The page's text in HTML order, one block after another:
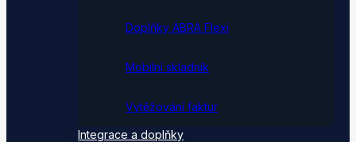
Doplňky ABRA Flexi
Mobilní skladník
Vytěžování faktur
Integrace a doplňky